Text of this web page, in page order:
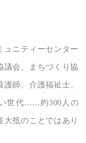
ュニティーセンター
議会、まちづくり協
師、介護福祉士、
世代……約300人の
抵のことではあり